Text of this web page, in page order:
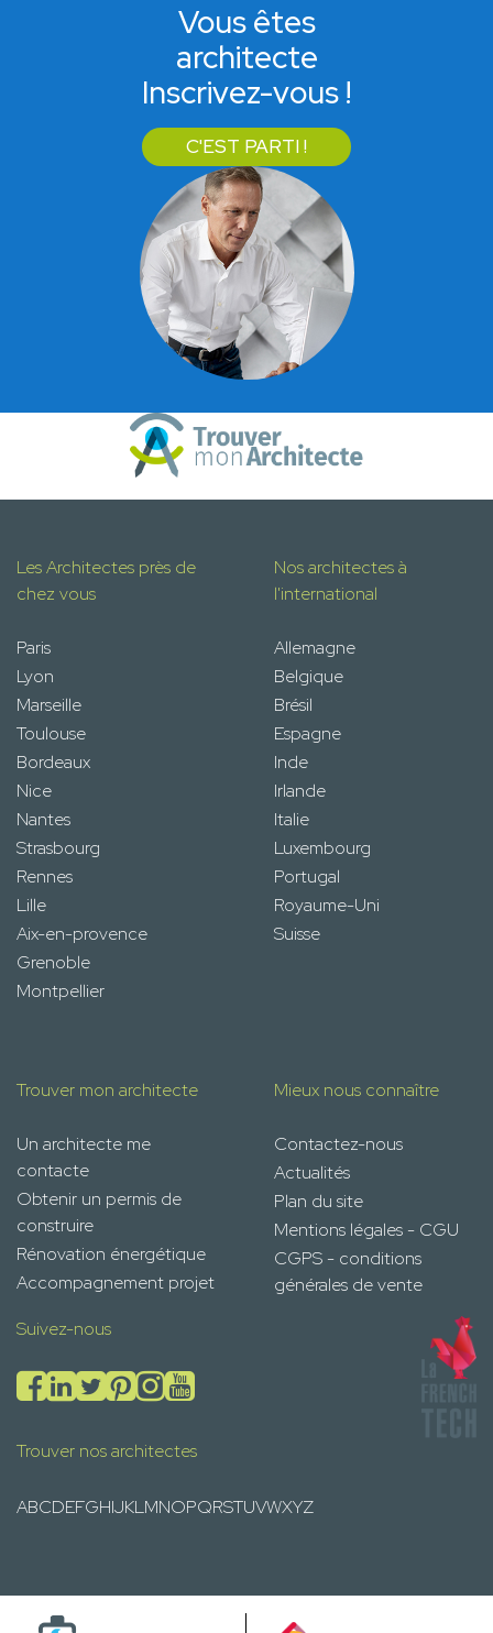
Vous êtes
architecte
Inscrivez-vous !
C'EST PARTI !
Les Architectes près de
chez vous
Paris
Lyon
Marseille
Toulouse
Bordeaux
Nice
Nantes
Strasbourg
Rennes
Lille
Aix-en-provence
Grenoble
Montpellier
Nos architectes à
l'international
Allemagne
Belgique
Brésil
Espagne
Inde
Irlande
Italie
Luxembourg
Portugal
Royaume-Uni
Suisse
Trouver mon architecte
Un architecte me
contacte
Obtenir un permis de
construire
Rénovation énergétique
Accompagnement projet
Mieux nous connaître
Contactez-nous
Actualités
Plan du site
Mentions légales - CGU
CGPS - conditions
générales de vente
Suivez-nous
Trouver nos architectes
ABCDEFGHIJKLMNOPQRSTUVWXYZ